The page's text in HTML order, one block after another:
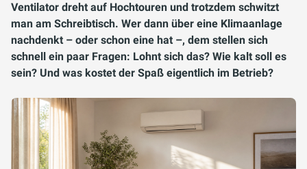
Ventilator dreht auf Hochtouren und trotzdem schwitzt
man am Schreibtisch. Wer dann über eine Klimaanlage
nachdenkt – oder schon eine hat –, dem stellen sich
schnell ein paar Fragen: Lohnt sich das? Wie kalt soll es
sein? Und was kostet der Spaß eigentlich im Betrieb?